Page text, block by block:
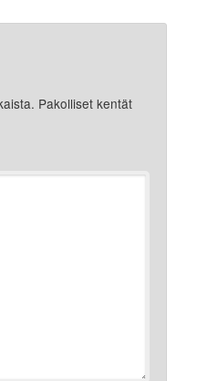
Pakolliset kentät